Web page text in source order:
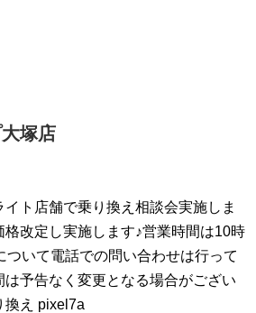
塚店
ト店舗で乗り換え相談会実施しま
改定し実施します♪営業時間は10時
ついて電話での問い合わせは行って
予告なく変更となる場合がござい
換え pixel7a